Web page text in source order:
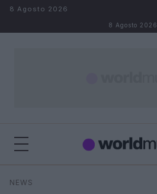
Salta al contenuto
8 Agosto 2026
8 Agosto 2026
Cerca
NEWS